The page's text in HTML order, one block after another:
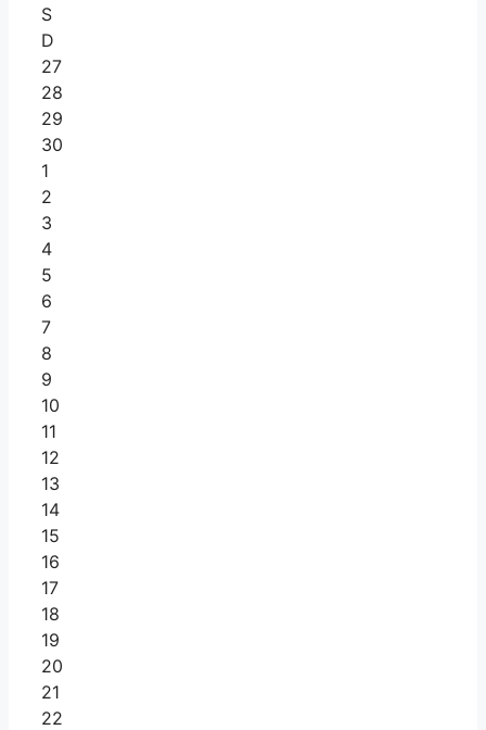
S
D
27
28
29
30
1
2
3
4
5
6
7
8
9
10
11
12
13
14
15
16
17
18
19
20
21
22